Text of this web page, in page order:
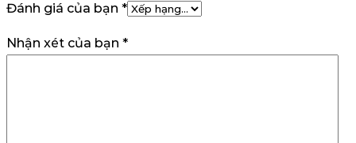
Đánh giá của bạn *
Nhận xét của bạn *